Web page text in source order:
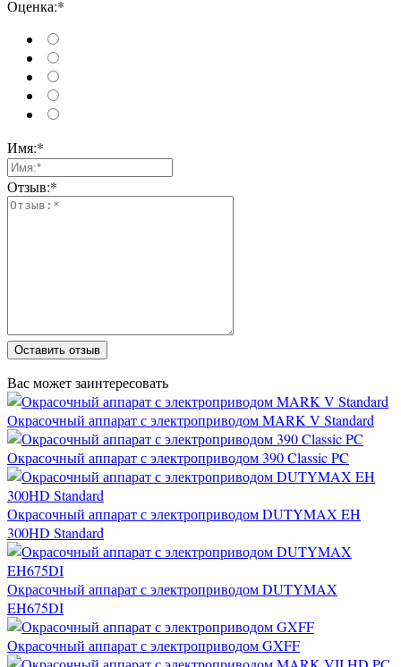
Оценка:*
Имя:*
Отзыв:*
Оставить отзыв
Вас может заинтересовать
Окрасочный аппарат с электроприводом MARK V Standard
Окрасочный аппарат с электроприводом 390 Classic PC
Окрасочный аппарат с электроприводом DUTYMAX EH
300HD Standard
Окрасочный аппарат с электроприводом DUTYMAX
EH675DI
Окрасочный аппарат с электроприводом GXFF